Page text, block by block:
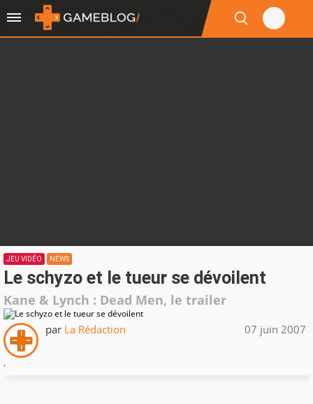
JEU VIDÉO NEWS
Le schyzo et le tueur se dévoilent
Kane & Lynch : Dead Men, le trailer
par La Rédaction 07 juin 2007
.